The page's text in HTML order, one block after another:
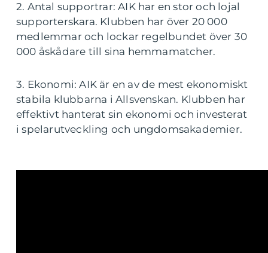
2. Antal supportrar: AIK har en stor och lojal
supporterskara. Klubben har över 20 000
medlemmar och lockar regelbundet över 30
000 åskådare till sina hemmamatcher.
3. Ekonomi: AIK är en av de mest ekonomiskt
stabila klubbarna i Allsvenskan. Klubben har
effektivt hanterat sin ekonomi och investerat
i spelarutveckling och ungdomsakademier.